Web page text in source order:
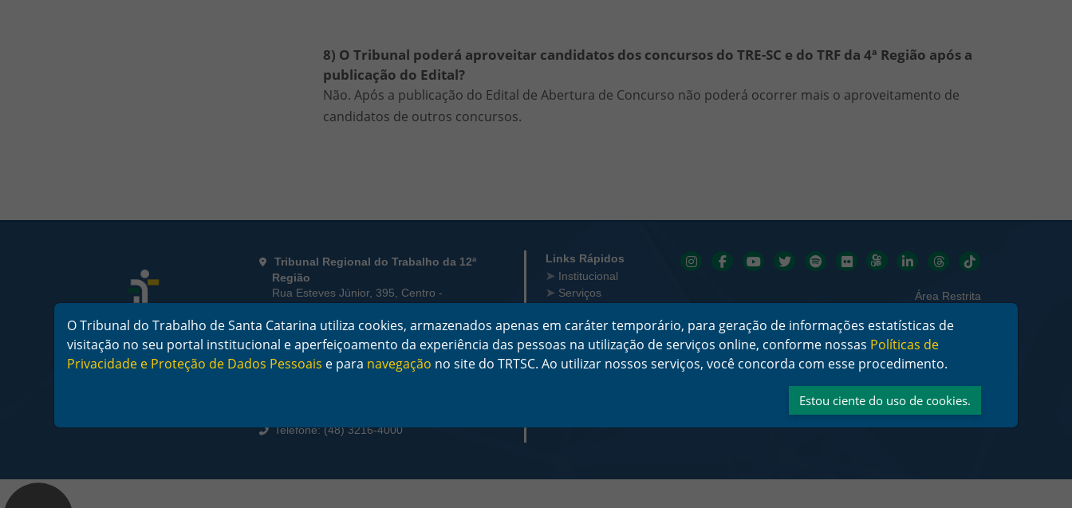
8) O Tribunal poderá aproveitar candidatos dos concursos do TRE-SC e do TRF da 4ª Região após a
publicação do Edital?
Não. Após a publicação do Edital de Abertura de Concurso não poderá ocorrer mais o aproveitamento de
candidatos de outros concursos.
Informações de Contato
Tribunal Regional do Trabalho da 12ª
Região
Rua Esteves Júnior, 395, Centro -
Florianópolis/SC
CEP 88015-905
CNPJ 02.482.005/0001-23
Horário de Funcionamento:
Telefone: (48) 3216-4000
Links Rápidos
Institucional
Serviços
Jurisprudência
Transparência
Legislação
Redes sociais
Área Restrita
O Tribunal do Trabalho de Santa Catarina utiliza cookies, armazenados apenas em caráter temporário, para geração de informações estatísticas de
visitação no seu portal institucional e aperfeiçoamento da experiência das pessoas na utilização de serviços online, conforme nossas Políticas de
Privacidade e Proteção de Dados Pessoais e para navegação no site do TRTSC. Ao utilizar nossos serviços, você concorda com esse procedimento.
Estou ciente do uso de cookies.